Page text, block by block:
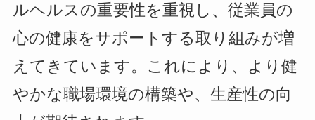
ルヘルスの重要性を重視し、従業員の
心の健康をサポートする取り組みが増
えてきています。これにより、より健
やかな職場環境の構築や、生産性の向